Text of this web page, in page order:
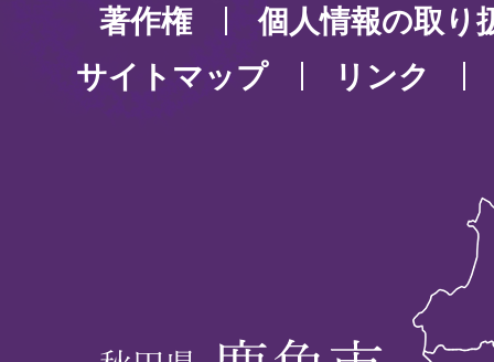
著作権
個人情報の取り
サイトマップ
リンク